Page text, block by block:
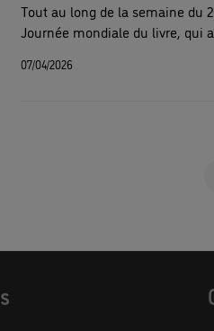
Tout au long de la semaine du
Journée mondiale du livre, qui
07/04/2026